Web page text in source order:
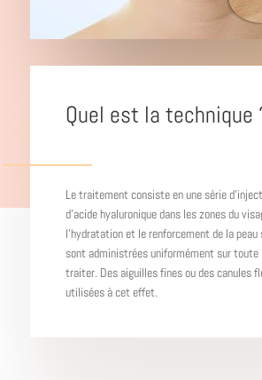
Quel est la technique
Le traitement consiste en une série
d’acide hyaluronique dans les zones du
l’hydratation et le renforcement de la
sont administrées uniformément sur toute
traiter. Des aiguilles fines ou des canules
utilisées à cet effet.